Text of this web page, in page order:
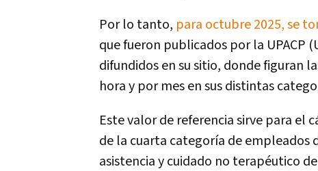
Por lo tanto, para octubre 2025, se
que fueron publicados por la UPACP
difundidos en su sitio, donde figuran
hora y por mes en sus distintas
Este valor de referencia sirve para el
de la cuarta categoría de empleados
asistencia y cuidado no terapéutico